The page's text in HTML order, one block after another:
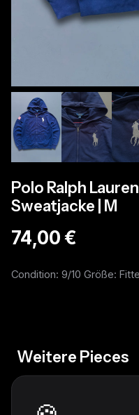
Polo Ralph
Sweatjacke | M
74,00 €
Condition: 9/10 Größe:
Weitere Pieces